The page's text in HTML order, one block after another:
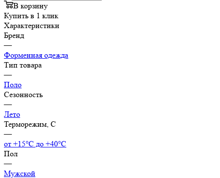
В корзину
Купить в 1 клик
Характеристики
Бренд
—
Форменная одежда
Тип товара
—
Поло
Сезонность
—
Лето
Терморежим, C
—
от +15°С до +40°С
Пол
—
Мужской